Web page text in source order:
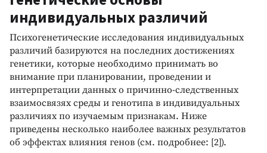
индивидуальных различий
Психогенетические исследования индивидуальных
различий базируются на последних достижениях
генетики, которые необходимо принимать во
внимание при планировании, проведении и
интерпретации данных о причинно-следственных
взаимосвязях среды и генотипа в индивидуальных
различиях по изучаемым признакам. Ниже
приведены несколько наиболее важных результатов
об эффектах влияния генов (см. подробнее: [2]).